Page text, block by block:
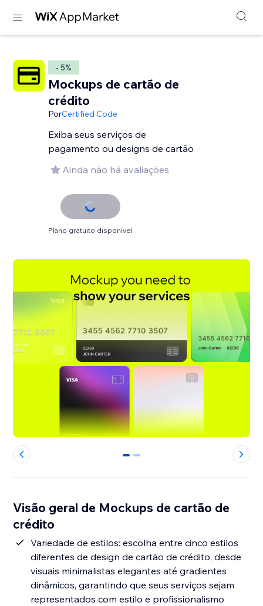
- 5%
Mockups de cartão de
crédito
PorCertified Code
Exiba seus serviços de
pagamento ou designs de cartão
Ainda não há avaliações
Plano gratuito disponível
0 1
Visão geral de Mockups de cartão de
crédito
Variedade de estilos: escolha entre cinco estilos
diferentes de design de cartão de crédito, desde
visuais minimalistas elegantes até gradientes
dinâmicos, garantindo que seus serviços sejam
representados com estilo e profissionalismo